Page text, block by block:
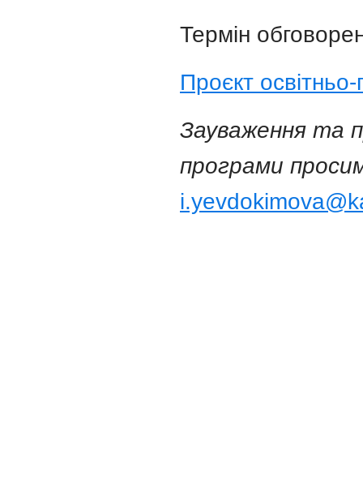
Термін
Проєкт
Зауваження та
програми